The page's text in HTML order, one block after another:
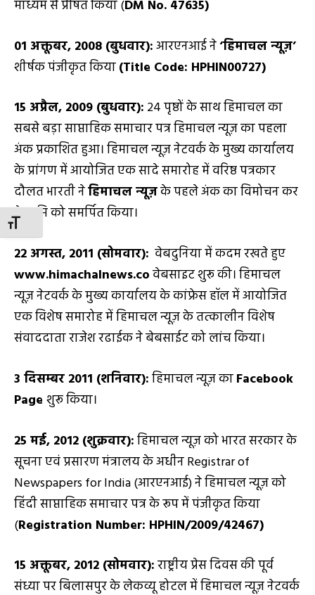
TOGGLE FONT SIZE
माध्यम से प्रेषित किया (DM No. 47635)
01 अक्तूबर, 2008 (बुधवार):आरएनआई ने‘हिमाचल न्यूज़’
शीर्षक पंजीकृत किया(Title Code: HPHIN00727)
15 अप्रैल, 2009 (बुधवार): 24 पृष्ठों के साथ हिमाचल का
सबसे बड़ा साप्ताहिक समाचार पत्र हिमाचल न्यूज़ का पहला
अंक प्रकाशित हुआ। हिमाचल न्यूज़ नेटवर्क के मुख्य कार्यालय
के प्रांगण में आयोजित एक सादे समारोह में वरिष्ठ पत्रकार
दौलत भारती नेहिमाचल न्यूज़के पहले अंक का विमोचन कर
देवभूमि को समर्पित किया।
22 अगस्त, 2011 (सोमवार): वेबदुनिया में कदम रखते हुए
www.himachalnews.coवेबसाइट शुरू की। हिमाचल
न्यूज़ नेटवर्क के मुख्य कार्यालय के कांफ्रेस हॉल में आयोजित
एक विशेष समारोह में हिमाचल न्यूज़ के तत्कालीन विशेष
संवाददाता राजेश रढाईक ने बेबसाईट को लांच किया।
3 दिसम्बर 2011 (शनिवार):हिमाचल न्यूज़ काFacebook
Page शुरू किया।
25 मई, 2012 (शुक्रवार):हिमाचल न्यूज़ को भारत सरकार के
सूचना एवं प्रसारण मंत्रालय के अधीन Registrar of
Newspapers for India (आरएनआई) ने हिमाचल न्यूज़ को
हिंदी साप्ताहिक समाचार पत्र के रूप में पंजीकृत किया
(Registration Number: HPHIN/2009/42467)
15 अक्तूबर, 2012 (सोमवार):राष्ट्रीय प्रेस दिवस की पूर्व
संध्या पर बिलासपुर के लेकव्यू होटल में हिमाचल न्यूज़ नेटवर्क